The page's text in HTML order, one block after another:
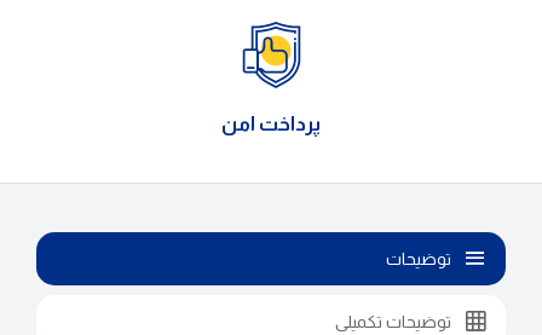
پرداخت امن
توضیحات
توضیحات تکمیلی